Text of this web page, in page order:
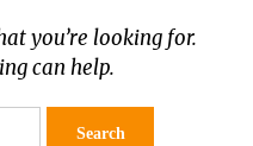
FOR PROPOSAL
you’re looking for.
can help.